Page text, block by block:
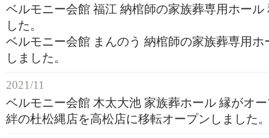
ベルモニー会館 福江 納棺師の家族葬専用ホー
した。
ベルモニー会館 まんのう 納棺師の家族葬専用
しました。
2021/11
ベルモニー会館 木太大池 家族葬ホール 縁がオ
絆の杜松縄店を高松店に移転オープンしました